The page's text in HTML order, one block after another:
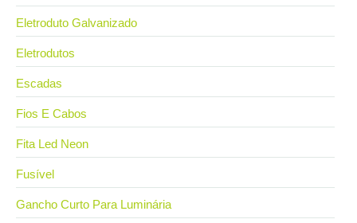
Eletroduto Galvanizado
Eletrodutos
Escadas
Fios E Cabos
Fita Led Neon
Fusível
Gancho Curto Para Luminária